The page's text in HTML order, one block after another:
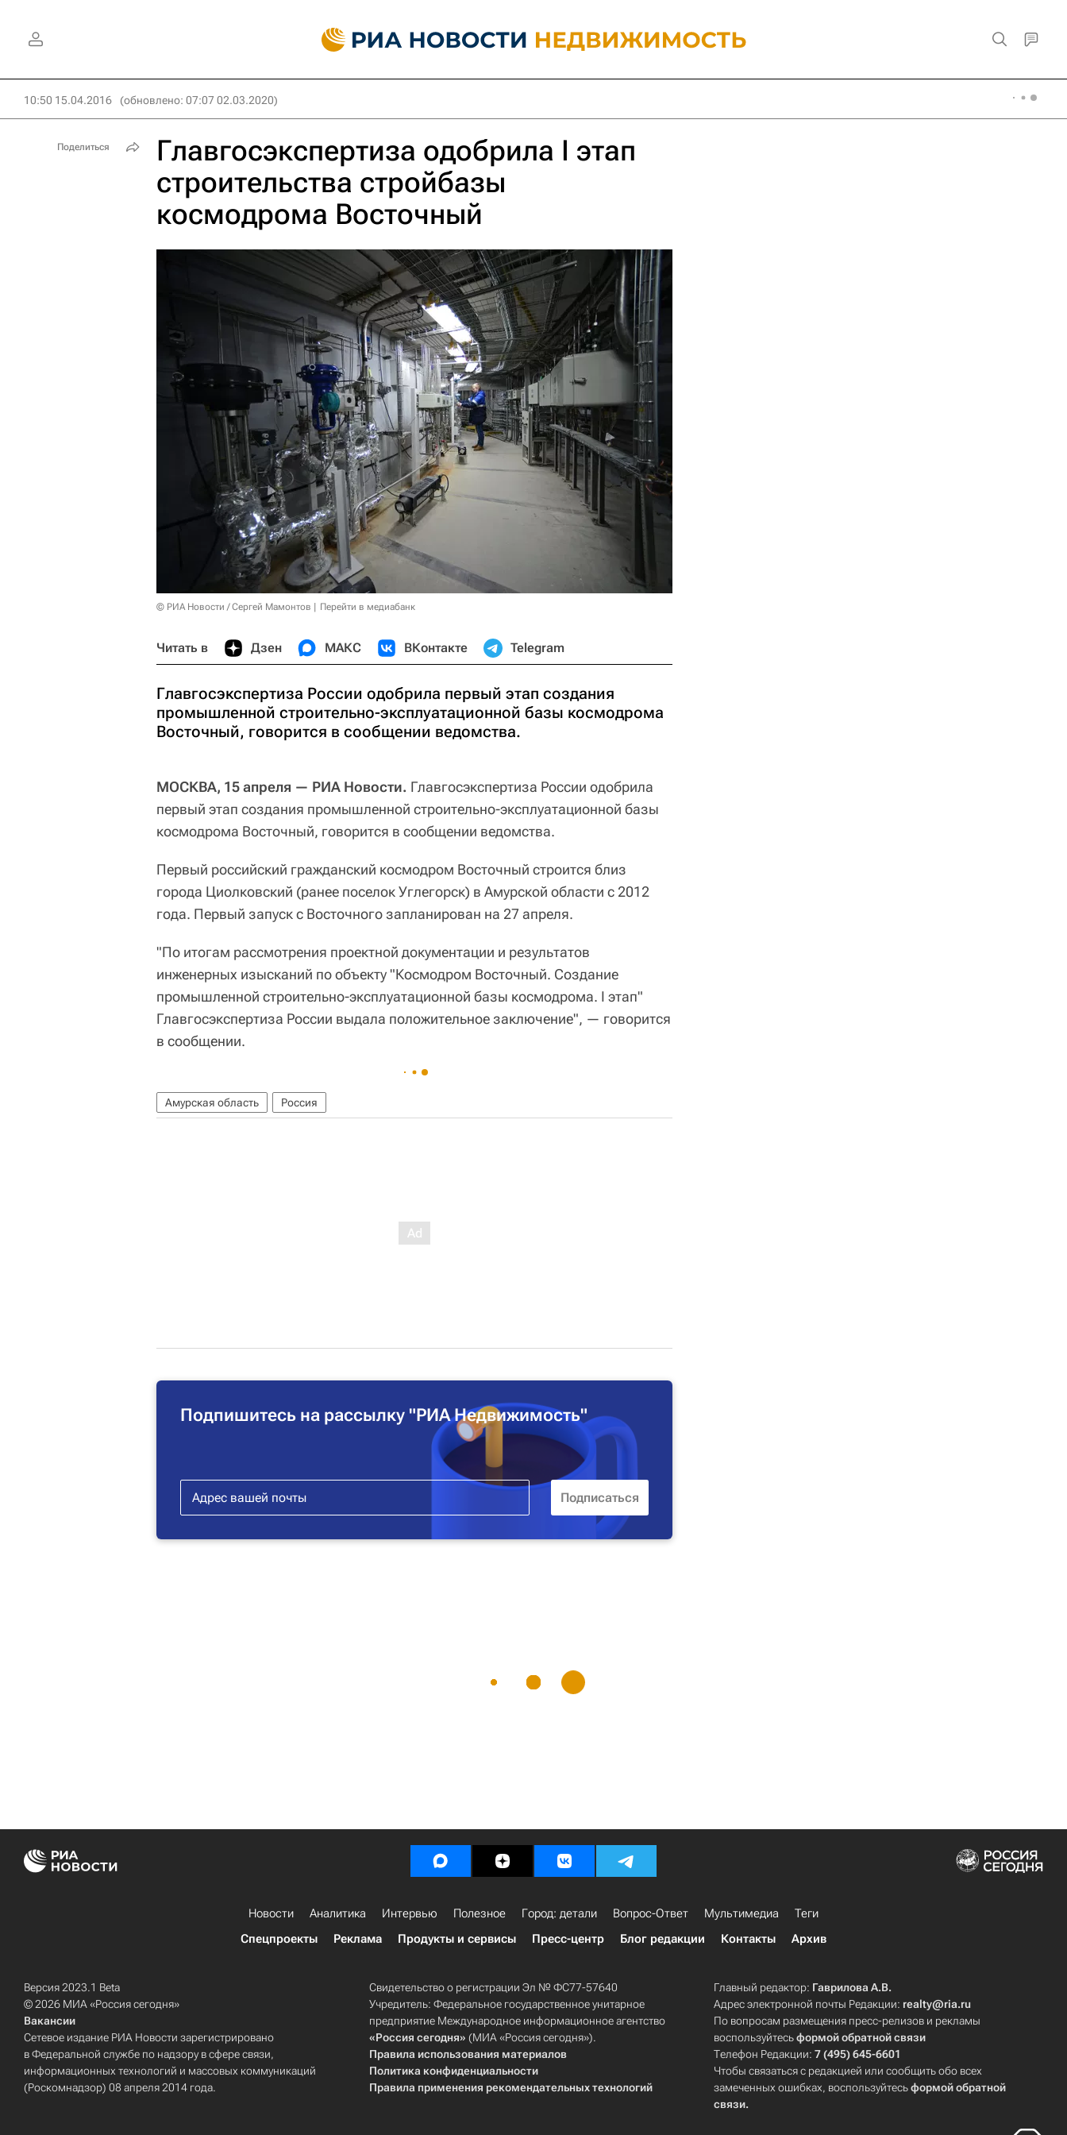
10:50 15.04.2016 (обновлено: 07:07 02.03.2020)
Главгосэкспертиза одобрила I этап
строительства стройбазы
космодрома Восточный
© РИА Новости / Сергей Мамонтов Перейти в медиабанк
Читать в Дзен МАКС ВКонтакте Telegram
Главгосэкспертиза России одобрила первый этап создания
промышленной строительно-эксплуатационной базы космодрома
Восточный, говорится в сообщении ведомства.
МОСКВА, 15 апреля — РИА Новости. Главгосэкспертиза России одобрила
первый этап создания промышленной строительно-эксплуатационной базы
космодрома Восточный, говорится в сообщении ведомства.
Первый российский гражданский космодром Восточный строится близ
города Циолковский (ранее поселок Углегорск) в Амурской области с 2012
года. Первый запуск с Восточного запланирован на 27 апреля.
"По итогам рассмотрения проектной документации и результатов
инженерных изысканий по объекту "Космодром Восточный. Создание
промышленной строительно-эксплуатационной базы космодрома. I этап"
Главгосэкспертиза России выдала положительное заключение", — говорится
в сообщении.
Амурская область Россия
Подпишитесь на рассылку "РИА Недвижимость"
Поделиться
Новости Аналитика Интервью Полезное Город: детали Вопрос-Ответ Мультимедиа
Теги
Спецпроекты
Реклама Продукты и сервисы Пресс-центр Блог редакции Контакты Архив
Версия 2023.1 Beta
© 2026 МИА «Россия сегодня»
Вакансии
Сетевое издание РИА Новости зарегистрировано
в Федеральной службе по надзору в сфере связи,
информационных технологий и массовых коммуникаций
(Роскомнадзор) 08 апреля 2014 года.
Свидетельство о регистрации Эл № ФС77-57640
Учредитель: Федеральное государственное унитарное
предприятие Международное информационное агентство
«Россия сегодня» (МИА «Россия сегодня»).
Правила использования материалов
Политика конфиденциальности
Правила применения рекомендательных технологий
Главный редактор: Гаврилова А.В.
Адрес электронной почты Редакции: realty@ria.ru
По вопросам размещения пресс-релизов и рекламы
воспользуйтесьформой обратной связи
Телефон Редакции:7 (495) 645-6601
Чтобы связаться с редакцией или сообщить обо всех
замеченных ошибках, воспользуйтесьформой обратной
связи.